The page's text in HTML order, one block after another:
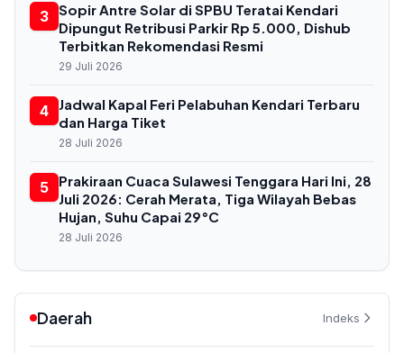
3 Sopir Antre Solar di SPBU Teratai Kendari
Dipungut Retribusi Parkir Rp 5.000, Dishub
Terbitkan Rekomendasi Resmi
29 Juli 2026
4
Jadwal Kapal Feri Pelabuhan Kendari Terbaru
dan Harga Tiket
28 Juli 2026
5
Prakiraan Cuaca Sulawesi Tenggara Hari Ini, 28
Juli 2026: Cerah Merata, Tiga Wilayah Bebas
Hujan, Suhu Capai 29°C
28 Juli 2026
Daerah Indeks